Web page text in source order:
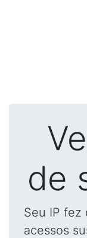
de
Seu IP fez
acessos